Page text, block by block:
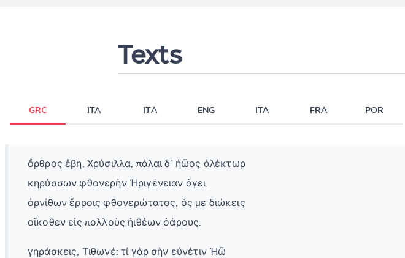
Texts
GRC ITA ITA ENG ITA FRA POR
ὄρθρος ἔβη, Χρύσιλλα, πάλαι δ᾽ ἠῷος ἀλέκτωρ
κηρύσσων φθονερὴν Ἠριγένειαν ἄγει.
ὀρνίθων ἔρροις φθονερώτατος, ὅς με διώκεις
οἴκοθεν εἰς πολλοὺς ἠιθέων ὀάρους.
γηράσκεις, Τιθωνέ: τί γὰρ σὴν εὐνέτιν Ἠῶ